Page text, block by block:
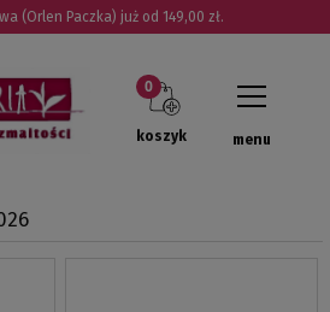
(Orlen Paczka) już od 149,00 zł.
koszyk menu